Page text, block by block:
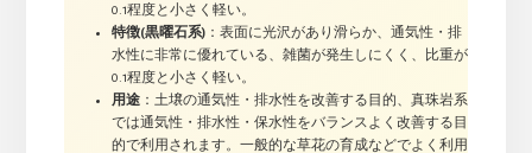
0.1程度と小さく軽い。
特徴(黒曜石系)：表面に光沢があり滑らか、通気性・排
水性に非常に優れている、雑菌が発生しにくく、比重が
0.1程度と小さく軽い。
用途：土壌の通気性・排水性を改善する目的、真珠岩系
では通気性・排水性・保水性をバランスよく改善する目
的で利用されます。一般的な草花の育成などでよく利用